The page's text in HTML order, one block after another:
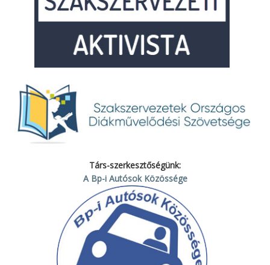
Társ-szerkesztőségünk:
A Bp-i Autósok Közössége